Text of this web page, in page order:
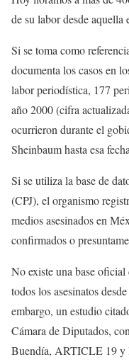
de su labor desde aquella
Si se toma como
documenta los casos en
labor periodística, 177
año 2000 (cifra
ocurrieron durante el
Sheinbaum hasta esa
Si se utiliza la base de
(CPJ), el organismo
medios asesinados en
confirmados o
No existe una base
todos los asesinatos
embargo, un estudio
Cámara de Diputados,
Buendía, ARTICLE 19 y